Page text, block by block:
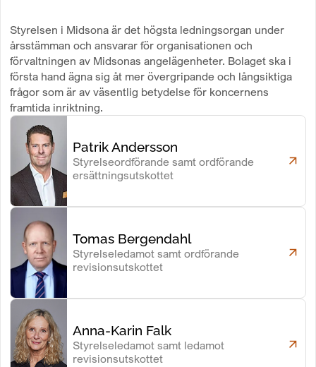
Styrelsen i Midsona är det högsta ledningsorgan under
årsstämman och ansvarar för organisationen och
förvaltningen av Midsonas angelägenheter. Bolaget ska i
första hand ägna sig åt mer övergripande och långsiktiga
frågor som är av väsentlig betydelse för koncernens
framtida inriktning.
Patrik Andersson
Styrelseordförande samt ordförande
ersättningsutskottet
Tomas Bergendahl
Styrelseledamot samt ordförande
revisionsutskottet
Anna-Karin Falk
Styrelseledamot samt ledamot
revisionsutskottet